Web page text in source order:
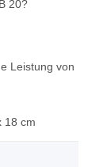
20?
Leistung von
18 cm